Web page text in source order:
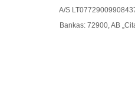
A/S
Bankas: 72900, AB